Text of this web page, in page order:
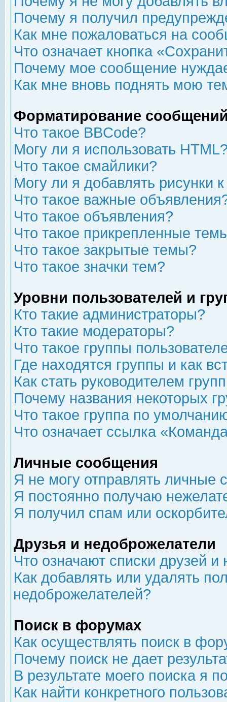
Почему я получил
Как мне пожаловаться на
Что означает кнопка
Почему мое сообщение
Как мне вновь поднять мою
Форматирование
Что такое BBCode?
Могу ли я использовать
Что такое смайлики?
Могу ли я добавлять рисунки
Что такое важные
Что такое объявления?
Что такое прикрепленные
Что такое закрытые темы?
Что такое значки тем?
Уровни пользователей и
Кто такие администраторы?
Кто такие модераторы?
Что такое группы
Где находятся группы и как
Как стать руководителем
Почему названия некоторых
Что такое группа по
Что означает ссылка
Личные сообщения
Я не могу отправлять личные
Я постоянно получаю
Я получил спам или
Друзья и недоброжелатели
Что означают списки друзей
Как добавлять или удалять
недоброжелателей?
Поиск в форумах
Как осуществлять поиск в
Почему поиск не дает
В результате моего поиска я
Как найти конкретного